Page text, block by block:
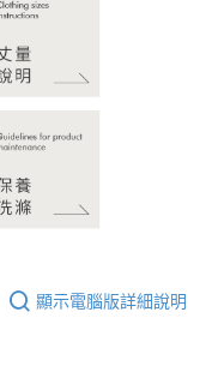
顯示電腦版詳細說明